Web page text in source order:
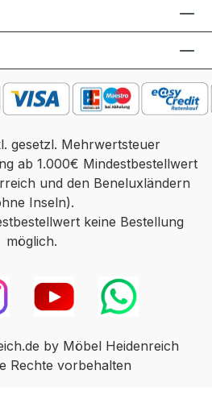
gesetzl. Mehrwertsteuer
ab 1.000€ Mindestbestellwert
und den Beneluxländern
Inseln).
keine Bestellung
möglich.
by Möbel Heidenreich
Rechte vorbehalten